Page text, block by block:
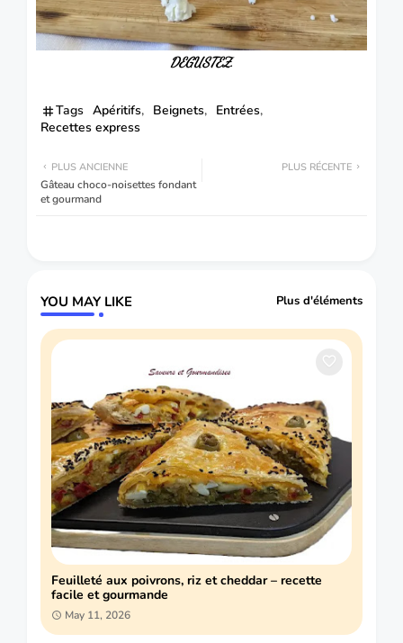
DEGUSTEZ.
Tags Apéritifs Beignets
Entrées
Recettes express
PLUS RÉCENTE
PLUS ANCIENNE
Gâteau choco-noisettes fondant
et gourmand
YOU MAY LIKE Plus d'éléments
Feuilleté aux poivrons, riz et cheddar – recette
facile et gourmande
May 11, 2026